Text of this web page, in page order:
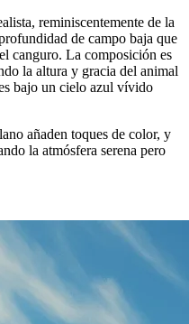
reminiscentemente de la
de campo baja que
canguro. La composición es
la altura y gracia del animal
bajo un cielo azul vívido
añaden toques de color, y
la atmósfera serena pero